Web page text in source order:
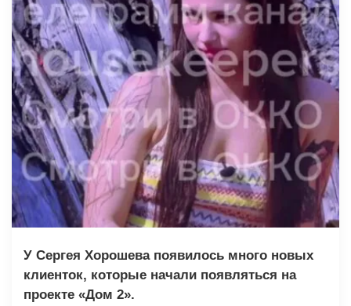
У Сергея Хорошева появилось много новых
клиенток, которые начали появляться на
проекте «Дом 2».